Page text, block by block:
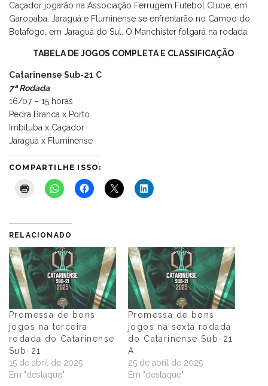
Caçador jogarão na Associação Ferrugem Futebol Clube, em
Garopaba. Jaraguá e Fluminense se enfrentarão no Campo do
Botafogo, em Jaraguá do Sul. O Manchister folgará na rodada.
TABELA DE JOGOS COMPLETA E CLASSIFICAÇÃO
Catarinense Sub-21 C
7ª Rodada
16/07 – 15 horas
Pedra Branca x Porto
Imbituba x Caçador
Jaraguá x Fluminense
COMPARTILHE ISSO:
RELACIONADO
Promessa de bons
jogos na terceira
rodada do Catarinense
Sub-21
15 de abril de 2025
Em "destaque"
Promessa de bons
jogos na sexta rodada
do Catarinense Sub-21
A
25 de abril de 2025
Em "destaque"